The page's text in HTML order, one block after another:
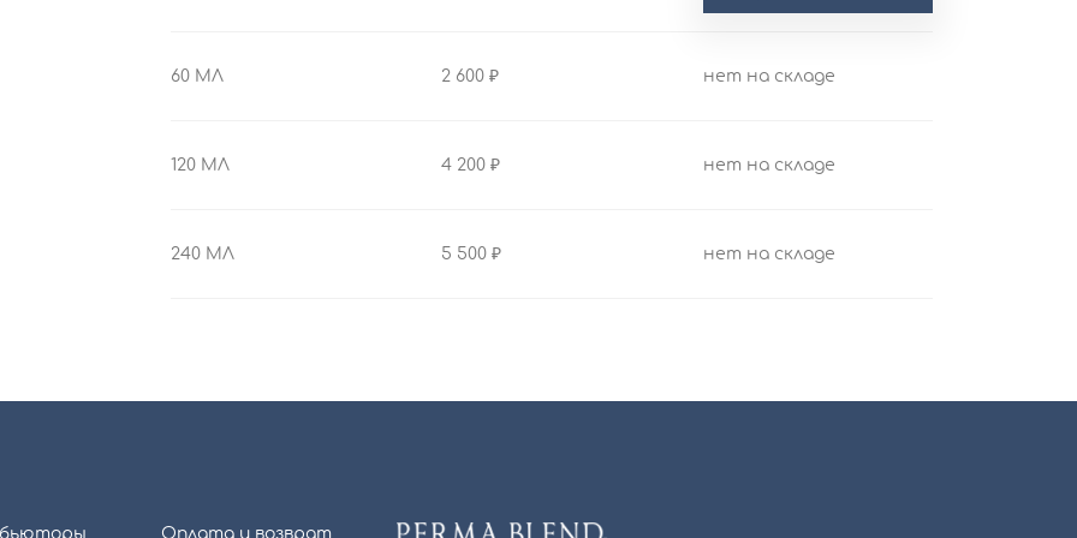
60 МЛ 2 600 нет на складе
120 МЛ 4 200 нет на складе
240 МЛ 5 500 нет на складе
Оплата и возврат